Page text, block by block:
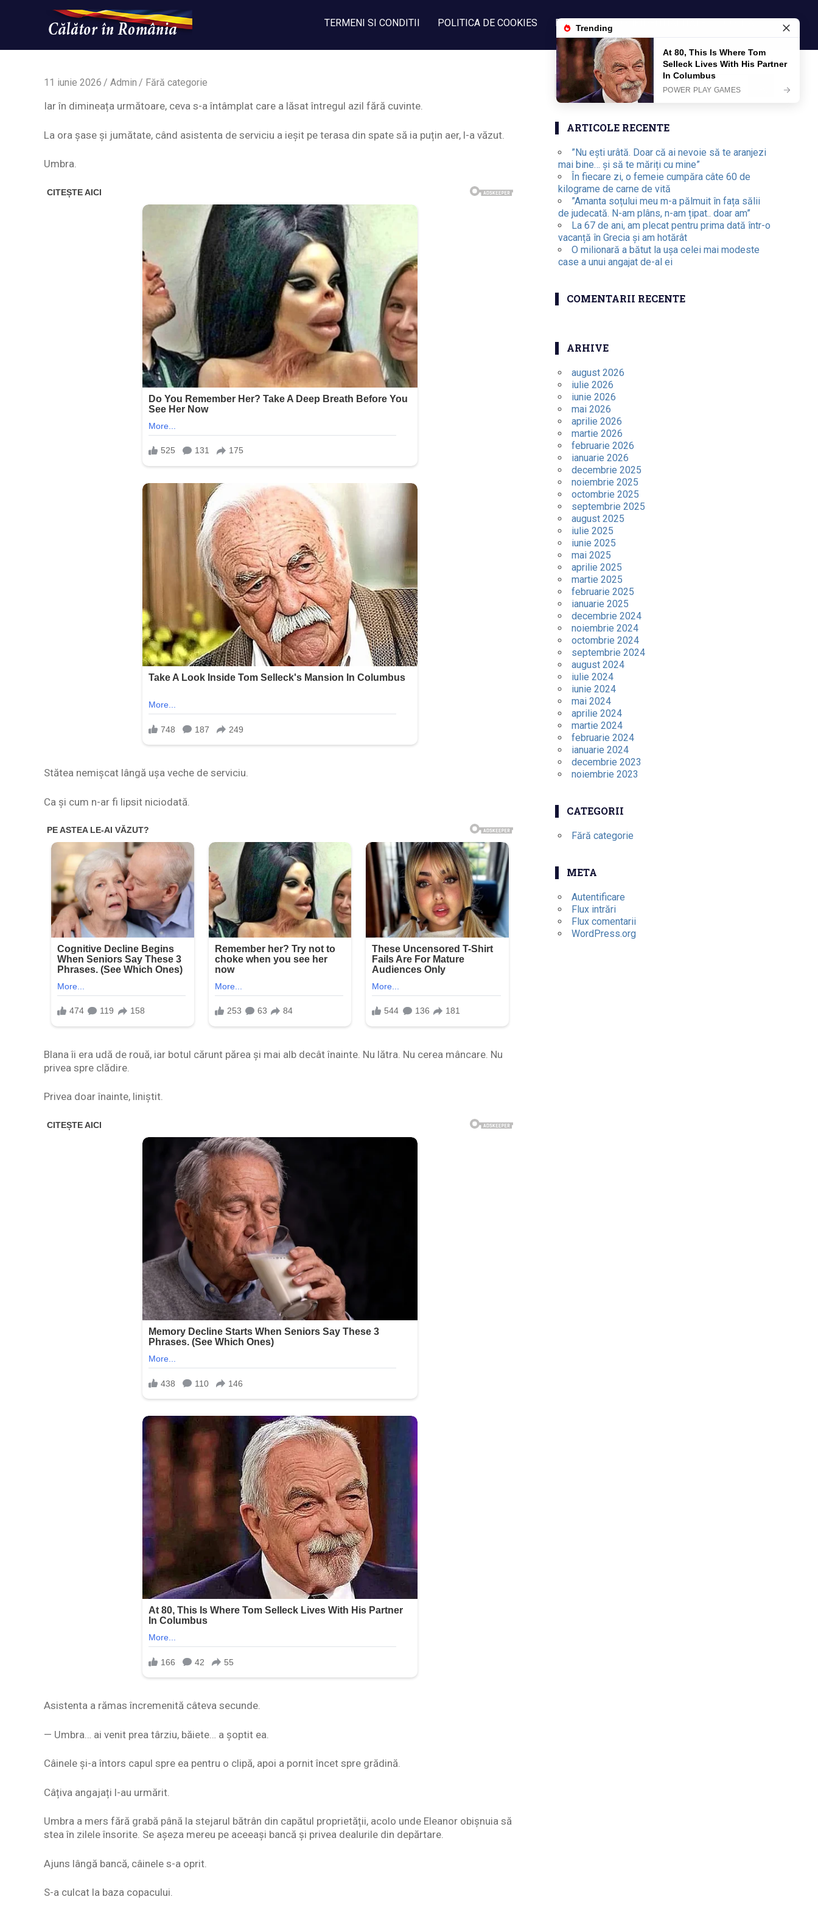
Calatorinromania
WordPress
TERMENI SI CONDITII POLITICA DE COOKIES POLITICA DE CONFIDENTIALITATE
11 iunie 2026 Admin Fără categorie
Iar în dimineața următoare, ceva s-a întâmplat care a lăsat întregul azil fără cuvinte.
La ora șase și jumătate, când asistenta de serviciu a ieșit pe terasa din spate să ia puțin aer, l-a văzut.
Umbra.
Stătea nemișcat lângă ușa veche de serviciu.
Ca și cum n-ar fi lipsit niciodată.
Blana îi era udă de rouă, iar botul cărunt părea și mai alb decât înainte. Nu lătra. Nu cerea mâncare. Nu
privea spre clădire.
Privea doar înainte, liniștit.
Asistenta a rămas încremenită câteva secunde.
— Umbra… ai venit prea târziu, băiete… a șoptit ea.
Câinele și-a întors capul spre ea pentru o clipă, apoi a pornit încet spre grădină.
Câțiva angajați l-au urmărit.
Umbra a mers fără grabă până la stejarul bătrân din capătul proprietății, acolo unde Eleanor obișnuia să
stea în zilele însorite. Se așeza mereu pe aceeași bancă și privea dealurile din depărtare.
Ajuns lângă bancă, câinele s-a oprit.
S-a culcat la baza copacului.
ARTICOLE RECENTE
”Nu ești urâtă. Doar că ai nevoie să te aranjezi
mai bine… și să te măriți cu mine”
În fiecare zi, o femeie cumpăra câte 60 de
kilograme de carne de vită
”Amanta soțului meu m-a pălmuit în fața sălii
de judecată. N-am plâns, n-am țipat.. doar am”
La 67 de ani, am plecat pentru prima dată într-o
vacanță în Grecia și am hotărât
O milionară a bătut la ușa celei mai modeste
case a unui angajat de-al ei
COMENTARII RECENTE
ARHIVE
august 2026
iulie 2026
iunie 2026
mai 2026
aprilie 2026
martie 2026
februarie 2026
ianuarie 2026
decembrie 2025
noiembrie 2025
octombrie 2025
septembrie 2025
august 2025
iulie 2025
iunie 2025
mai 2025
aprilie 2025
martie 2025
februarie 2025
ianuarie 2025
decembrie 2024
noiembrie 2024
octombrie 2024
septembrie 2024
august 2024
iulie 2024
iunie 2024
mai 2024
aprilie 2024
martie 2024
februarie 2024
ianuarie 2024
decembrie 2023
noiembrie 2023
CATEGORII
Fără categorie
META
Autentificare
Flux intrări
Flux comentarii
WordPress.org